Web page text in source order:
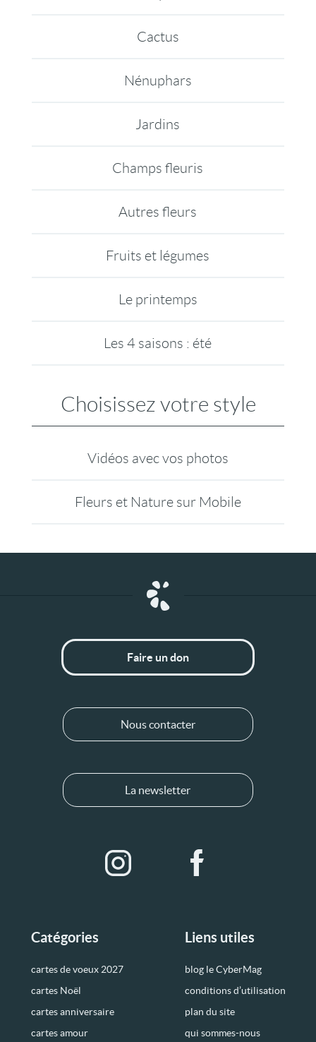
Cactus
Nénuphars
Jardins
Champs fleuris
Autres fleurs
Fruits et légumes
Le printemps
Les 4 saisons : été
Choisissez votre style
Vidéos avec vos photos
Fleurs et Nature sur Mobile
Catégories
cartes de voeux 2027
cartes Noël
cartes anniversaire
cartes amour
Liens utiles
blog le CyberMag
conditions d’utilisation
plan du site
qui sommes-nous
Faire un don
Nous contacter
La newsletter